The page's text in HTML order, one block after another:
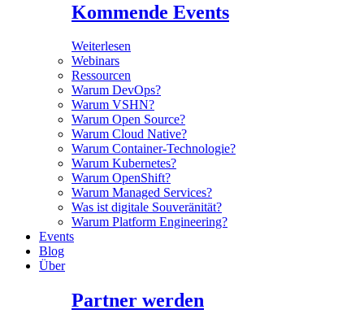
Kommende Events
Weiterlesen
Webinars
Ressourcen
Warum DevOps?
Warum VSHN?
Warum Open Source?
Warum Cloud Native?
Warum Container-Technologie?
Warum Kubernetes?
Warum OpenShift?
Warum Managed Services?
Was ist digitale Souveränität?
Warum Platform Engineering?
Events
Blog
Über
Partner werden